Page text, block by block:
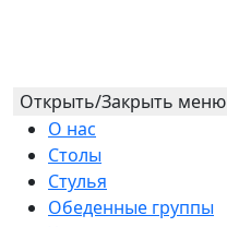
Открыть/Закрыть меню
О нас
Столы
Стулья
Обеденные группы